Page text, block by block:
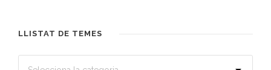
LLISTAT DE TEMES